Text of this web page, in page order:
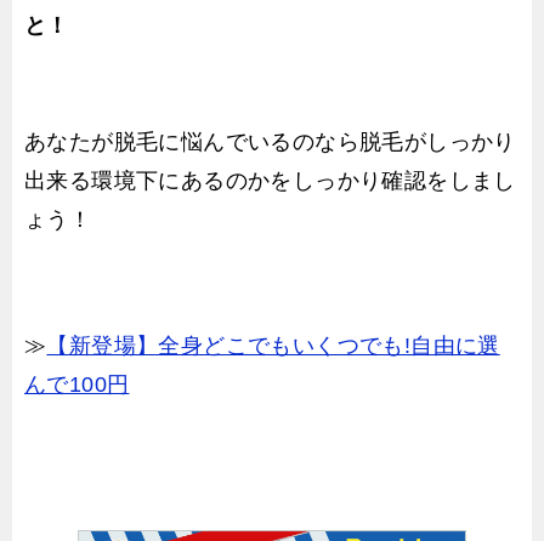
と！
あなたが脱毛に悩んでいるのなら脱毛がしっかり
出来る環境下にあるのかをしっかり確認をしまし
ょう！
≫ 【新登場】全身どこでもいくつでも!自由に選
んで100円